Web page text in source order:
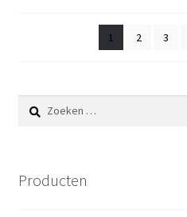
1 2 3
Zoeken
naar:
Producten